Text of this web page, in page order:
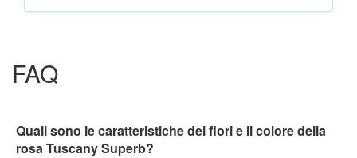
FAQ
Quali sono le caratteristiche dei fiori e il colore della
rosa Tuscany Superb?